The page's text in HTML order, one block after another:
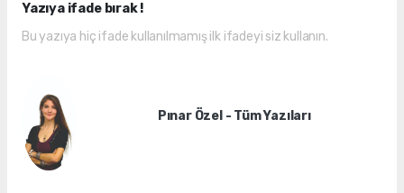
Yazıya ifade bırak !
Bu yazıya hiç ifade kullanılmamış ilk ifadeyi siz kullanın.
Pınar Özel - Tüm Yazıları